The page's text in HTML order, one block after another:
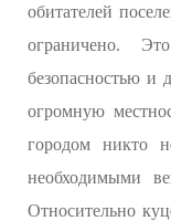
обитателей
ограничено.
безопасностью и
огромную
городом никто
необходимыми
Относительно